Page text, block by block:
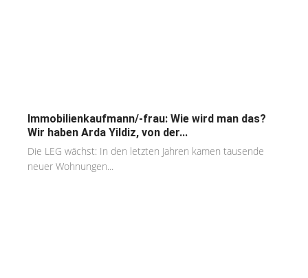
Immobilienkaufmann/-frau: Wie wird man das?
Wir haben Arda Yildiz, von der...
Die LEG wächst: In den letzten Jahren kamen tausende
neuer Wohnungen...